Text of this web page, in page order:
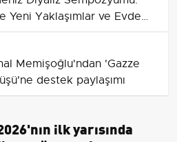
Yeni Yaklaşımlar ve Evde
Vurgusu
Memişoğlu'ndan 'Gazze
destek paylaşımı
ilk yarısında